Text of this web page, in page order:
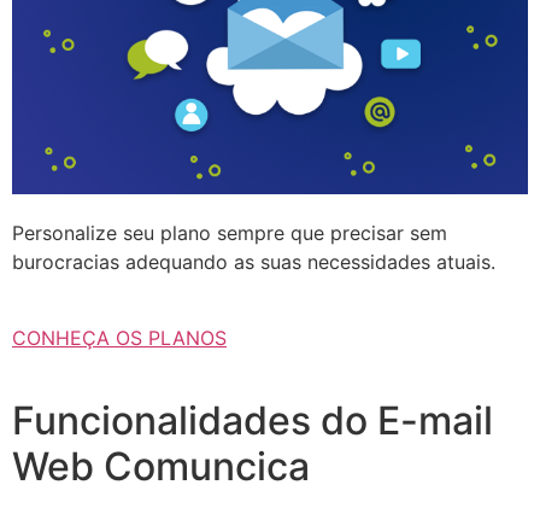
Personalize seu plano sempre que precisar sem
burocracias adequando as suas necessidades atuais.
CONHEÇA OS PLANOS
Funcionalidades do E-mail
Web Comuncica